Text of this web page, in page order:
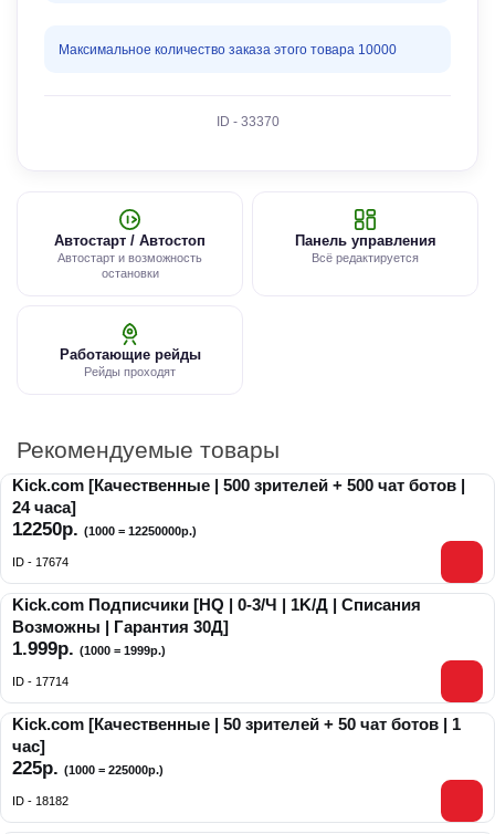
Максимальное количество заказа этого товара 10000
ID - 33370
Автостарт / Автостоп
Автостарт и возможность
остановки
Панель управления
Всё редактируется
Работающие рейды
Рейды проходят
Рекомендуемые товары
Kick.com [Качественные | 500 зрителей + 500 чат ботов |
24 часа]
12250р. (1000 = 12250000р.)
ID - 17674
Kick.com Подписчики [HQ | 0-3/Ч | 1K/Д | Списания
Возможны | Гарантия 30Д]
1.999р. (1000 = 1999р.)
ID - 17714
Kick.com [Качественные | 50 зрителей + 50 чат ботов | 1
час]
225р. (1000 = 225000р.)
ID - 18182